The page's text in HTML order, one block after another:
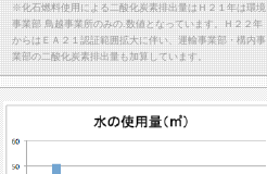
※化石燃料使用による二酸化炭素排出量はＨ２１年は環境
事業部 鳥越事業所のみの.数値となっています。Ｈ２２年
からはＥＡ２１認証範囲拡大に伴い、運輸事業部・構内事
業部の二酸化炭素排出量も加算しています。